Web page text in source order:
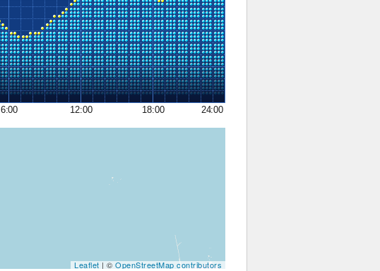
6:00 12:00 18:00 24:00
Leaflet| ©OpenStreetMap contributors